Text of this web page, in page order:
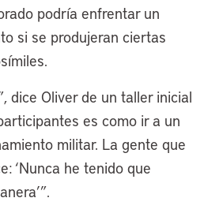
podría enfrentar un
si se produjeran ciertas
dice Oliver de un taller inicial
es como ir a un
militar. La gente que
‘Nunca he tenido que